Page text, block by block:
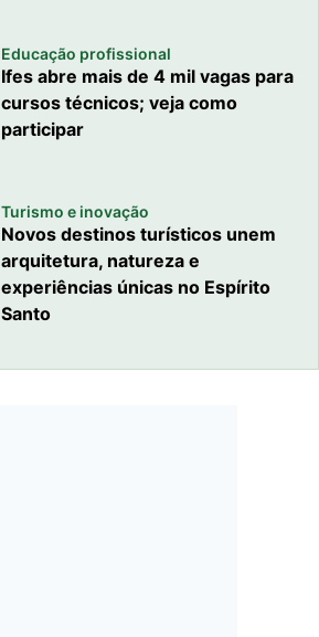
Educação profissional
Ifes abre mais de 4 mil vagas para
cursos técnicos; veja como
participar
Turismo e inovação
Novos destinos turísticos unem
arquitetura, natureza e
experiências únicas no Espírito
Santo